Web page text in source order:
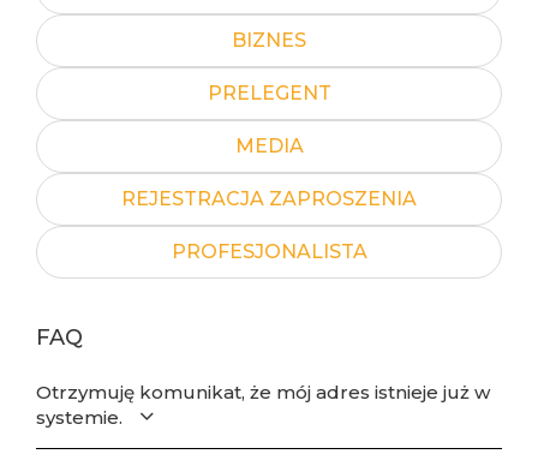
BIZNES
PRELEGENT
MEDIA
REJESTRACJA ZAPROSZENIA
PROFESJONALISTA
FAQ
Otrzymuję komunikat, że mój adres istnieje już w
systemie.